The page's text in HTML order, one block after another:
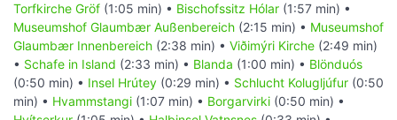
Torfkirche Gröf (1:05 min) • Bischofssitz Hólar (1:57 min) •
Museumshof Glaumbær Außenbereich (2:15 min) • Museumshof
Glaumbær Innenbereich (2:38 min) • Viðimýri Kirche (2:49 min)
• Schafe in Island (2:33 min) • Blanda (1:00 min) • Blönduós
(0:50 min) • Insel Hrútey (0:29 min) • Schlucht Kolugljúfur (0:50
min) • Hvammstangi (1:07 min) • Borgarvirki (0:50 min) •